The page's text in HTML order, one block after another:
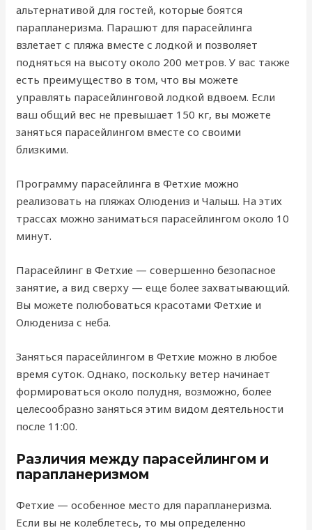
альтернативой для гостей, которые боятся
парапланеризма. Парашют для парасейлинга
взлетает с пляжа вместе с лодкой и позволяет
подняться на высоту около 200 метров. У вас также
есть преимущество в том, что вы можете
управлять парасейлинговой лодкой вдвоем. Если
ваш общий вес не превышает 150 кг, вы можете
заняться парасейлингом вместе со своими
близкими.
Программу парасейлинга в Фетхие можно
реализовать на пляжах Олюдениз и Чалыш. На этих
трассах можно заниматься парасейлингом около 10
минут.
Парасейлинг в Фетхие — совершенно безопасное
занятие, а вид сверху — еще более захватывающий.
Вы можете полюбоваться красотами Фетхие и
Олюдениза с неба.
Заняться парасейлингом в Фетхие можно в любое
время суток. Однако, поскольку ветер начинает
формироваться около полудня, возможно, более
целесообразно заняться этим видом деятельности
после 11:00.
Различия между парасейлингом и
парапланеризмом
Фетхие — особенное место для парапланеризма.
Если вы не колеблетесь, то мы определенно